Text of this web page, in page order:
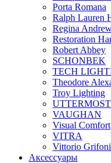
Porta Romana
Ralph Lauren
Regina
Restoration
Robert Abbey
SCHONBEK
TECH
Theodore
Troy Lighting
UTTERMOST
VAUGHAN
Visual Comfort
VITRA
Vittorio Grifoni
Аксессуары